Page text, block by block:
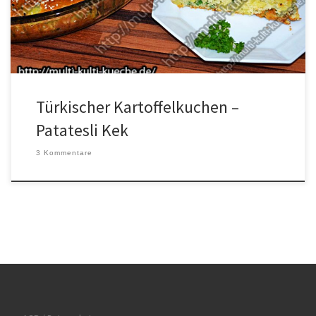
Petersilie klein schneiden. Mehl, Öl, Backpulver, Käse, Eier, Joghurt
und Salz miteinander vermischen. Nun die […]
Türkischer Kartoffelkuchen –
Patatesli Kek
3 Kommentare